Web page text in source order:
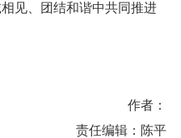
见、团结和谐中共同推进
作者：
责任编辑：陈平